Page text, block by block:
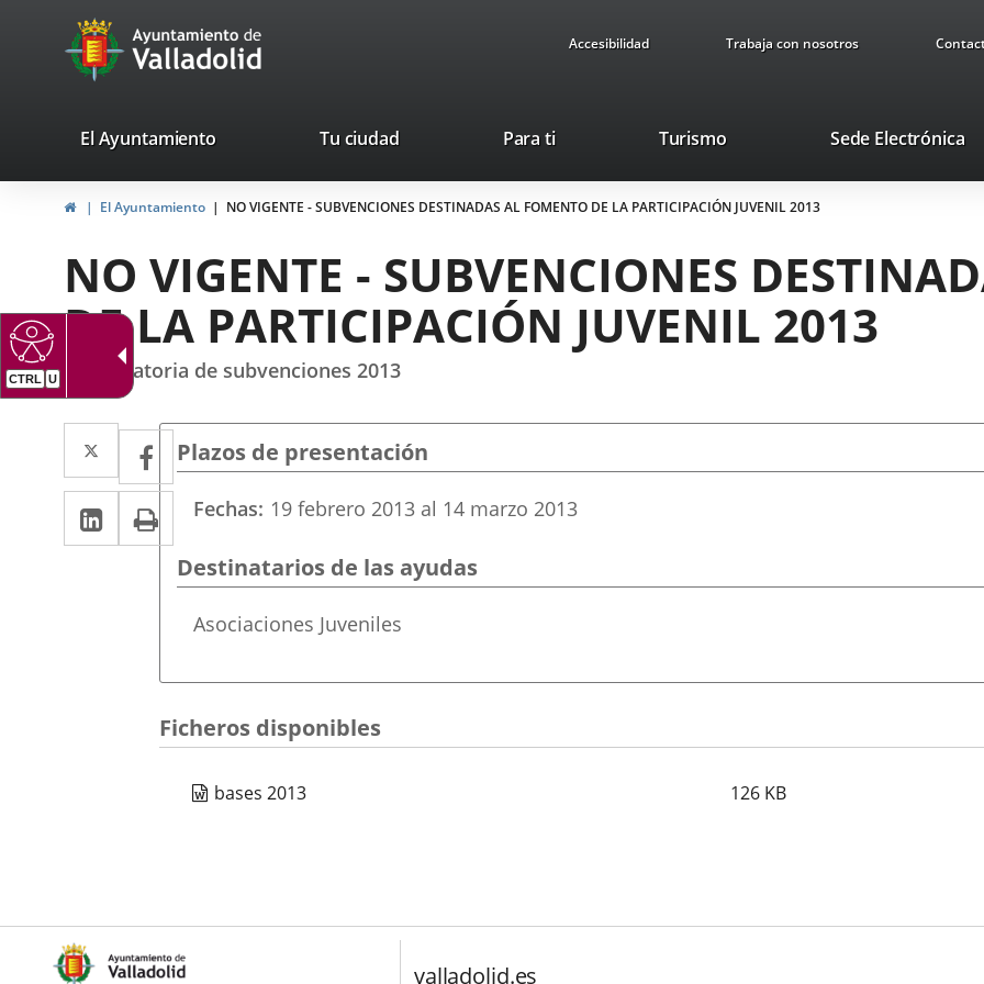
Portal
Web
Ayuntamiento
de
Accesibilidad Trabaja con nosotros
valladolid.es
El Ayuntamiento Tu ciudad Para ti TurismoEste
se
abrirá
una
ventana
nueva.
Sede Electrónica
InicioEl Ayuntamiento NO VIGENTE - SUBVENCIONES DESTINADAS AL FOMENTO DE LA PARTICIPACIÓN JUVENIL 2013
NO VIGENTE - SUBVENCIONES
DE LA PARTICIPACIÓN JUVENIL 2013
Convocatoria de subvenciones 2013
Twitter
Enlace
a
una
aplicación
externa.
Facebook
Enlace
a
una
aplicación
externa.
LinkedIn
Enlace
a
aplicación
Imprimir
Plazos de presentación
Fechas 19 febrero 2013 al 14 marzo 2013
Destinatarios de las ayudas
Destinatarios
Asociaciones Juveniles
Ficheros disponibles
bases 2013 126 KB
valladolid.es